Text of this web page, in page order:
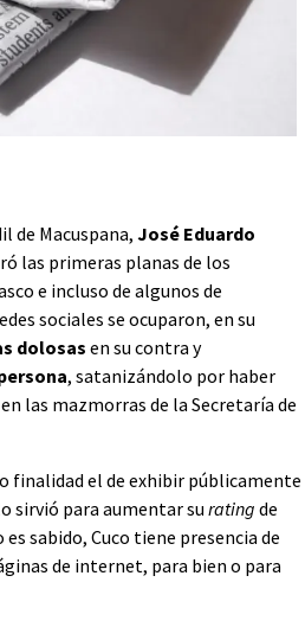
de Macuspana, José Eduardo
las primeras planas de los
e incluso de algunos de
sociales se ocuparon, en su
dolosasen su contra y
, satanizándolo por haber
las mazmorras de la Secretaría de
finalidad el de exhibir públicamente
sirvió para aumentar su rating de
sabido, Cuco tiene presencia de
de internet, para bien o para